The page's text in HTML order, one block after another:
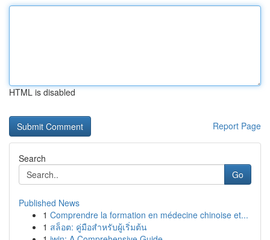
HTML is disabled
Report Page
Search
Go
Published News
1 Comprendre la formation en médecine chinoise et...
1 สล็อต: คู่มือสำหรับผู้เริ่มต้น